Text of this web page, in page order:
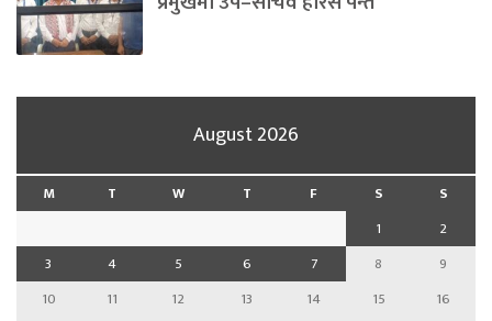
August 2026
M T W T F S
S
1
2
3
4 5 6 7 8
9
10
11 12 13 14 15
16